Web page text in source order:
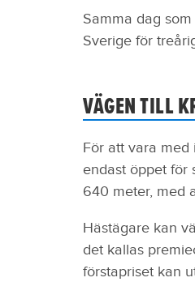
Samma dag
Sverige för
VÄGEN TILL
För att vara med
endast öppet för
640 meter, med
Hästägare kan
det kallas
förstapriset kan